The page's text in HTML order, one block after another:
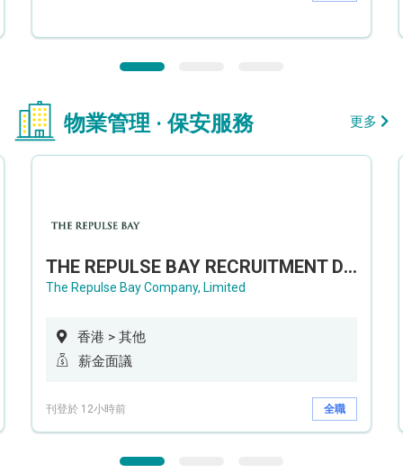
物業管理 · 保安服務 更多
THE REPULSE BAY RECRUITMENT DAY 淺水灣影灣園人才招聘會
The Repulse Bay Company, Limited
香港 > 其他
薪金面議
刊登於 12小時前 全職